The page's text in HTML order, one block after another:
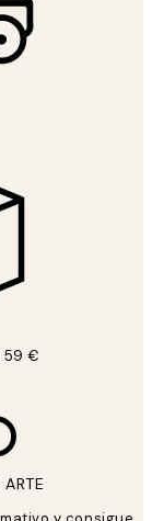
59 €